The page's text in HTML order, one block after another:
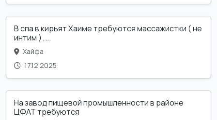
В спа в кирьят Хаиме требуются массажистки ( не
интим ) ,...
Хайфа
17.12.2025
На завод пищевой промышленности в районе
ЦФАТ требуются